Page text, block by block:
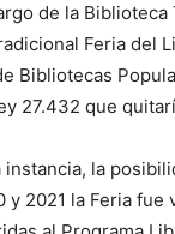
de la
Feria del
Bibliotecas
ley 27.432 que
instancia, la
y 2021 la Feria